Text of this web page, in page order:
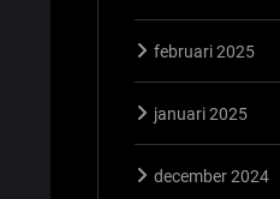
februari 2025
januari 2025
december 2024